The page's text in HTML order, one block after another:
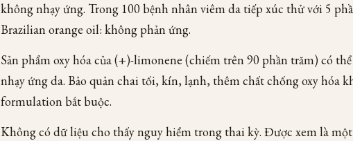
không nhạy ứng. Trong 100 bệnh nhân viêm da tiếp xúc thử với 5
Brazilian orange oil: không phản ứng.
Sản phẩm oxy hóa của (+)-limonene (chiếm trên 90 phần trăm) có
nhạy ứng da. Bảo quản chai tối, kín, lạnh, thêm chất chống oxy hóa
formulation bắt buộc.
Không có dữ liệu cho thấy nguy hiểm trong thai kỳ. Được xem là